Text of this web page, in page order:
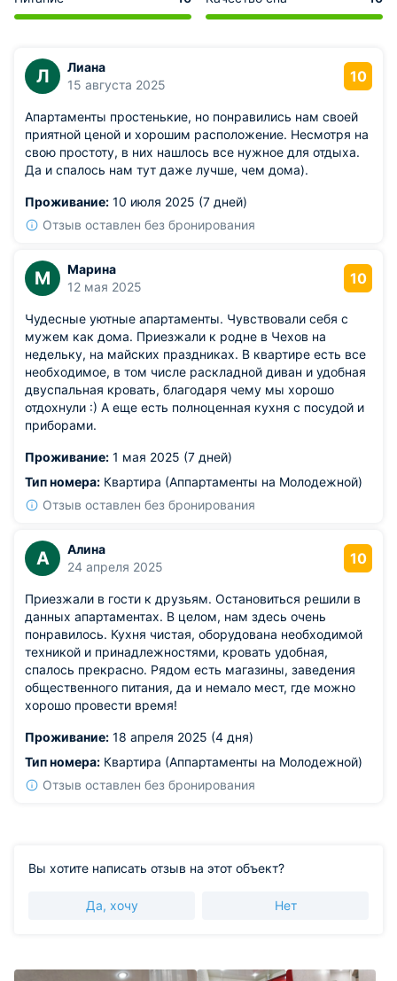
Л
Лиана
15 августа 2025
10
Апартаменты простенькие, но понравились нам своей
приятной ценой и хорошим расположение. Несмотря на
свою простоту, в них нашлось все нужное для отдыха.
Да и спалось нам тут даже лучше, чем дома).
Проживание: 10 июля 2025 (7 дней)
Отзыв оставлен без бронирования
М
Марина
12 мая 2025
10
Чудесные уютные апартаменты. Чувствовали себя с
мужем как дома. Приезжали к родне в Чехов на
недельку, на майских праздниках. В квартире есть все
необходимое, в том числе раскладной диван и удобная
двуспальная кровать, благодаря чему мы хорошо
отдохнули :) А еще есть полноценная кухня с посудой и
приборами.
Проживание: 1 мая 2025 (7 дней)
Тип номера: Квартира (Аппартаменты на Молодежной)
Отзыв оставлен без бронирования
А
Алина
24 апреля 2025
10
Приезжали в гости к друзьям. Остановиться решили в
данных апартаментах. В целом, нам здесь очень
понравилось. Кухня чистая, оборудована необходимой
техникой и принадлежностями, кровать удобная,
спалось прекрасно. Рядом есть магазины, заведения
общественного питания, да и немало мест, где можно
хорошо провести время!
Проживание: 18 апреля 2025 (4 дня)
Тип номера: Квартира (Аппартаменты на Молодежной)
Отзыв оставлен без бронирования
Вы хотите написать отзыв на этот объект?
Да, хочу Нет